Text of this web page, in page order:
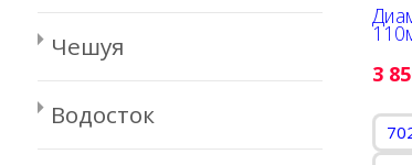
3
Чешуя
Водосток